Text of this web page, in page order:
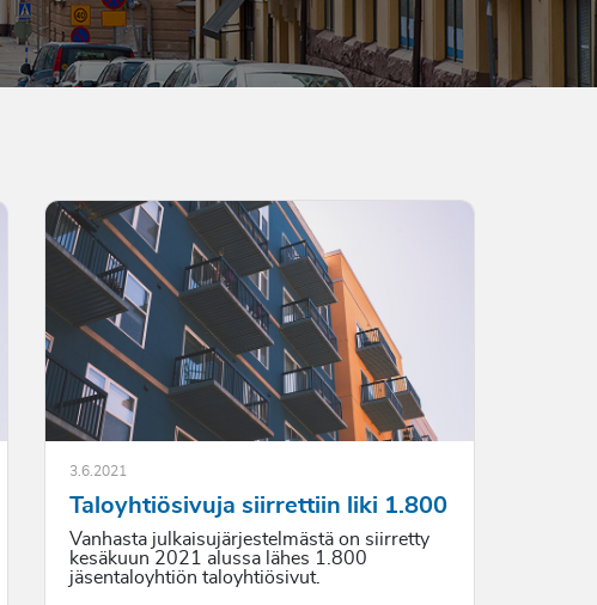
3.6.2021
Taloyhtiösivuja siirrettiin liki 1.800
Vanhasta julkaisujärjestelmästä on siirretty
kesäkuun 2021 alussa lähes 1.800
jäsentaloyhtiön taloyhtiösivut.